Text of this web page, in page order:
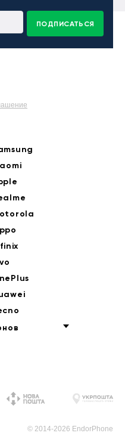
ПОДПИСАТЬСЯ
© 2014-2026 EndorPhone